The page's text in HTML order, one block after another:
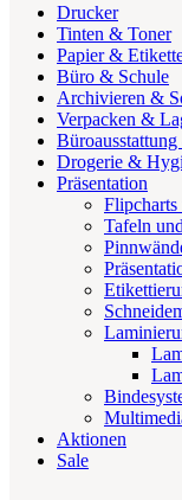
Drucker
Tinten & Toner
Papier &
Büro & Schule
Archivieren &
Verpacken &
Drogerie &
Präsentation
Tafeln
Aktionen
Sale